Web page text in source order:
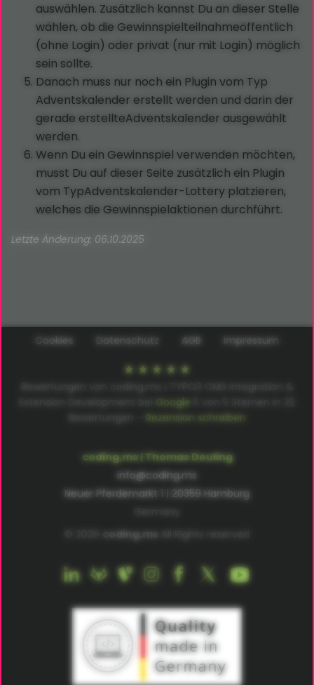
auswählen. Zusätzlich kannst Du an dieser Stelle
wählen, ob die Gewinnspielteilnahmeöffentlich
(ohne Login) oder privat (nur mit Login) möglich
sein sollte.
Danach muss nur noch ein Plugin vom Typ
Adventskalender erstellt werden und darin der
gerade erstellteAdventskalender ausgewählt
werden.
Wenn Du ein Gewinnspiel verwenden möchten,
musst Du auf dieser Seite zusätzlich ein Plugin
vom TypAdventskalender-Lottery platzieren,
welches die Gewinnspielaktionen durchführt.
Letzte Änderung: 06.10.2025
coding.ms | Thomas Deuling
info@coding.ms
Neuer Pferdemarkt 1 | 20359 Hamburg
coding.ms
Cookies Datenschutz AGB Impressum
Bewertungen von coding.ms | TYPO3 CMS Integration &
Google
Bewertungen – Rezension schreiben